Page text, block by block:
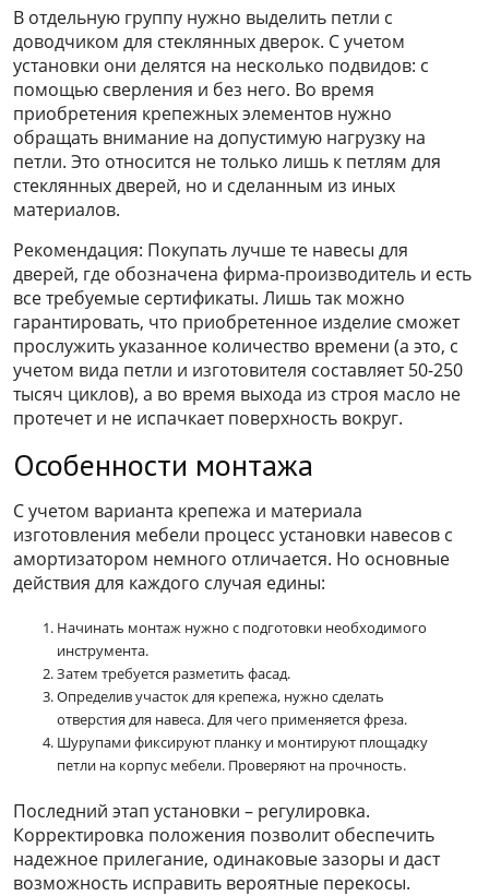
В отдельную группу нужно выделить петли с
доводчиком для стеклянных дверок. С учетом
установки они делятся на несколько подвидов: с
помощью сверления и без него. Во время
приобретения крепежных элементов нужно
обращать внимание на допустимую нагрузку на
петли. Это относится не только лишь к петлям для
стеклянных дверей, но и сделанным из иных
материалов.
Рекомендация: Покупать лучше те навесы для
дверей, где обозначена фирма-производитель и есть
все требуемые сертификаты. Лишь так можно
гарантировать, что приобретенное изделие сможет
прослужить указанное количество времени (а это, с
учетом вида петли и изготовителя составляет 50-250
тысяч циклов), а во время выхода из строя масло не
протечет и не испачкает поверхность вокруг.
Особенности монтажа
С учетом варианта крепежа и материала
изготовления мебели процесс установки навесов с
амортизатором немного отличается. Но основные
действия для каждого случая едины:
Начинать монтаж нужно с подготовки необходимого
инструмента.
Затем требуется разметить фасад.
Определив участок для крепежа, нужно сделать
отверстия для навеса. Для чего применяется фреза.
Шурупами фиксируют планку и монтируют площадку
петли на корпус мебели. Проверяют на прочность.
Последний этап установки – регулировка.
Корректировка положения позволит обеспечить
надежное прилегание, одинаковые зазоры и даст
возможность исправить вероятные перекосы.